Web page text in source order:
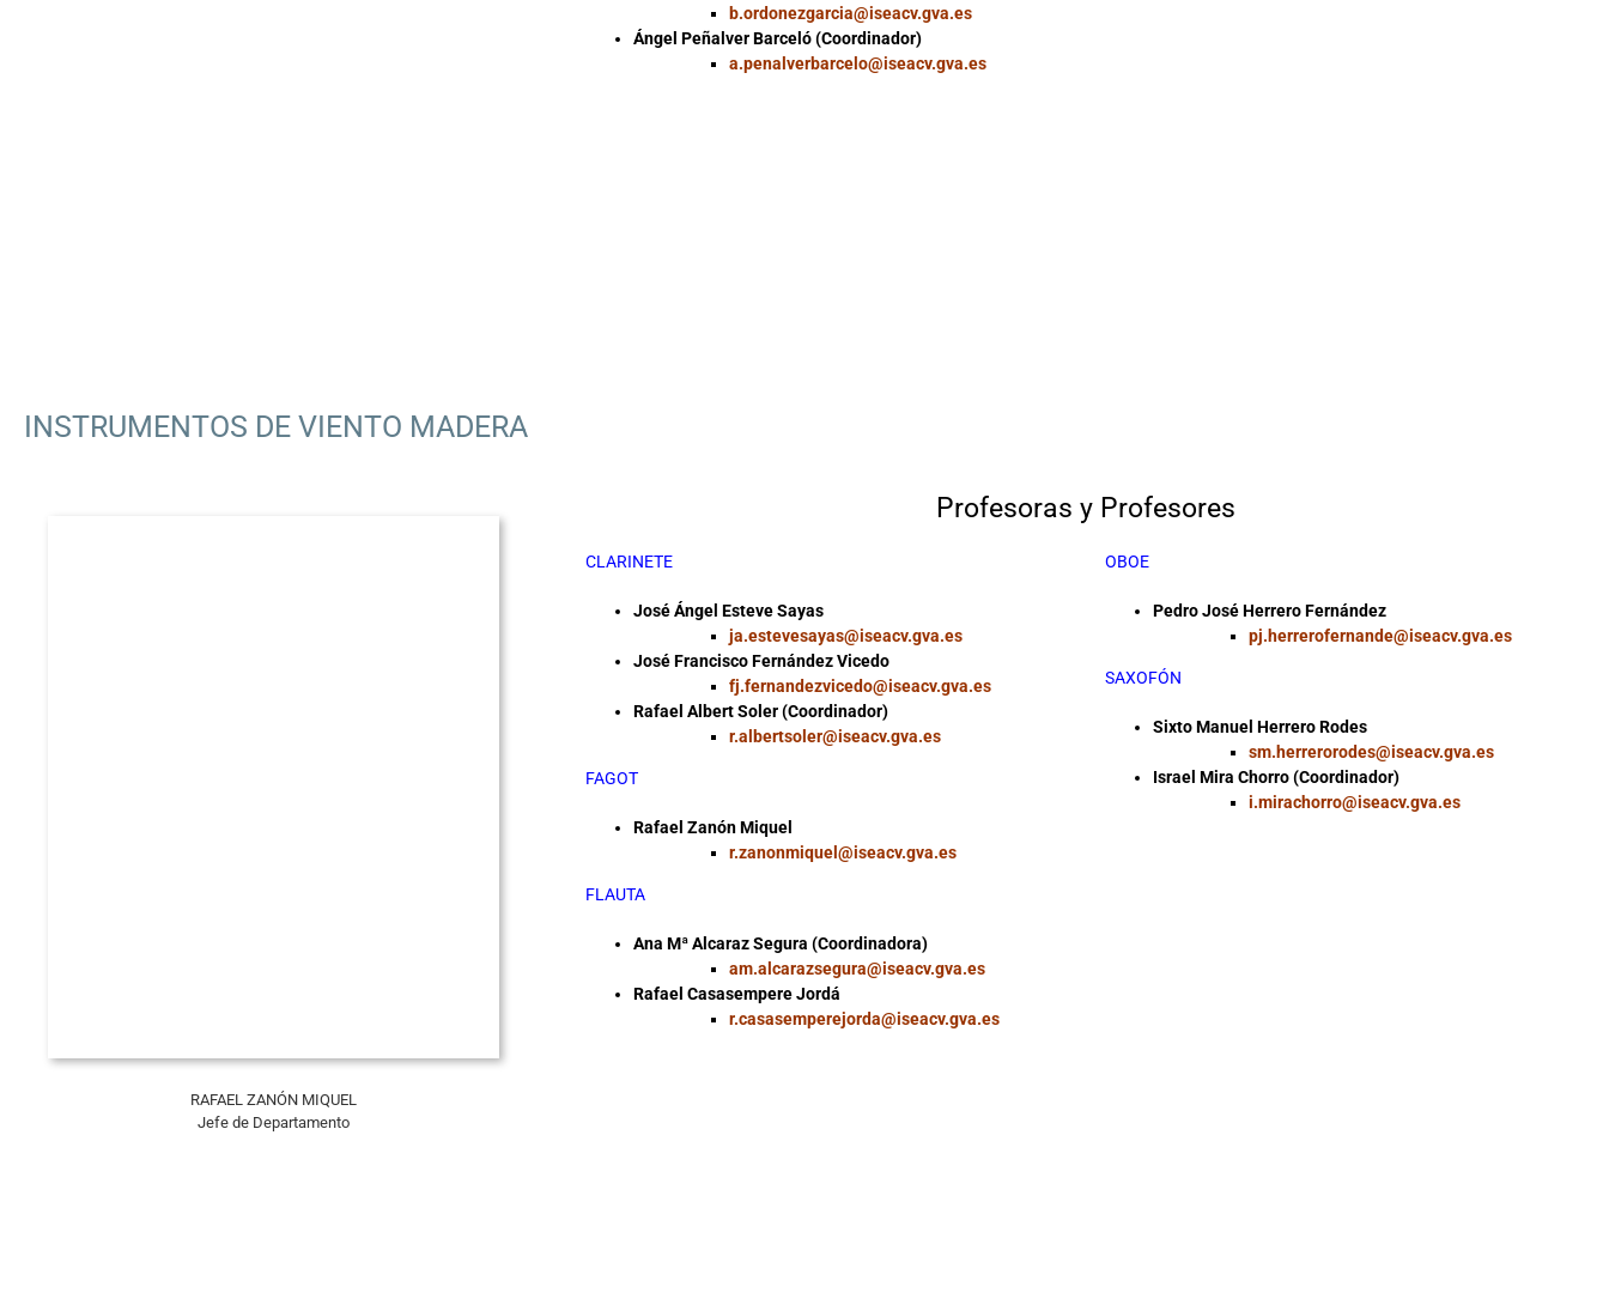
b.ordonezgarcia@iseacv.gva.es
Ángel Peñalver Barceló (Coordinador)
a.penalverbarcelo@iseacv.gva.es
INSTRUMENTOS DE VIENTO MADERA
RAFAEL ZANÓN MIQUEL
Jefe de Departamento
Profesoras y Profesores
CLARINETE
José Ángel Esteve Sayas
ja.estevesayas@iseacv.gva.es
José Francisco Fernández Vicedo
fj.fernandezvicedo@iseacv.gva.es
Rafael Albert Soler (Coordinador)
r.albertsoler@iseacv.gva.es
FAGOT
Rafael Zanón Miquel
r.zanonmiquel@iseacv.gva.es
FLAUTA
Ana Mª Alcaraz Segura (Coordinadora)
am.alcarazsegura@iseacv.gva.es
Rafael Casasempere Jordá
r.casasemperejorda@iseacv.gva.es
OBOE
Pedro José Herrero Fernández
pj.herrerofernande@iseacv.gva.es
SAXOFÓN
Sixto Manuel Herrero Rodes
sm.herrerorodes@iseacv.gva.es
Israel Mira Chorro (Coordinador)
i.mirachorro@iseacv.gva.es